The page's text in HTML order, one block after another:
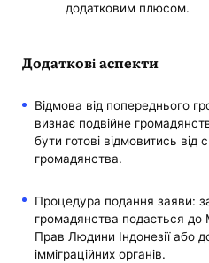
додатковим плюсом.
Додаткові аспекти
Відмова від попереднього
визнає подвійне
бути готові відмовитись від
громадянства.
Процедура подання заяви:
громадянства подається до
Прав Людини Індонезії або
імміграційних органів.